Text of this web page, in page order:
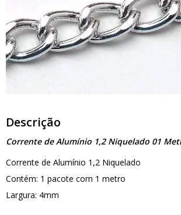
Descrição
Corrente de Alumínio 1,2 Niquelado 01
Corrente de Alumínio 1,2 Niquelado
Contém: 1 pacote com 1 metro
Largura: 4mm